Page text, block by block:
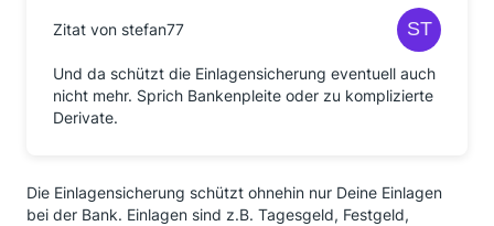
Zitat von stefan77
Und da schützt die Einlagensicherung eventuell auch
nicht mehr. Sprich Bankenpleite oder zu komplizierte
Derivate.
Die Einlagensicherung schützt ohnehin nur Deine Einlagen
bei der Bank. Einlagen sind z.B. Tagesgeld, Festgeld,